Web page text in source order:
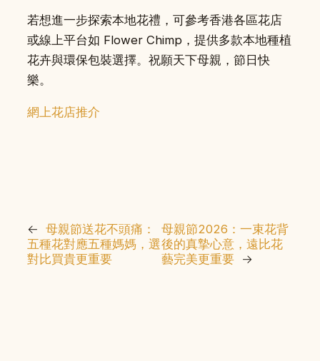
若想進一步探索本地花禮，可參考香港各區花店
或線上平台如 Flower Chimp，提供多款本地種植
花卉與環保包裝選擇。祝願天下母親，節日快
樂。
網上花店推介
← 母親節送花不頭痛：
五種花對應五種媽媽，選
對比買貴更重要
母親節2026：一束花背
後的真摯心意，遠比花
藝完美更重要
→